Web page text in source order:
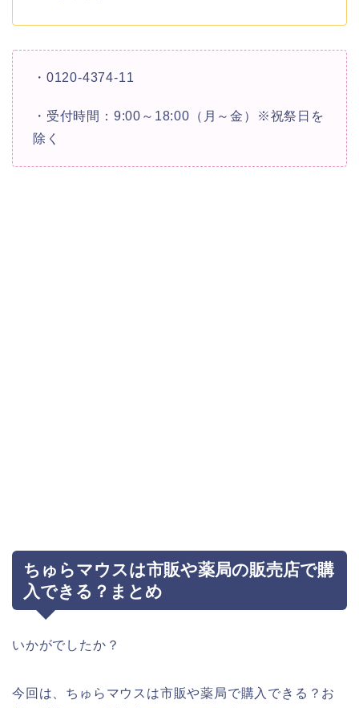
・0120-4374-11
・受付時間：9:00～18:00（月～金）※祝祭日を
除く
ちゅらマウスは市販や薬局の販売店で購
入できる？まとめ
いかがでしたか？
今回は、ちゅらマウスは市販や薬局で購入できる？お